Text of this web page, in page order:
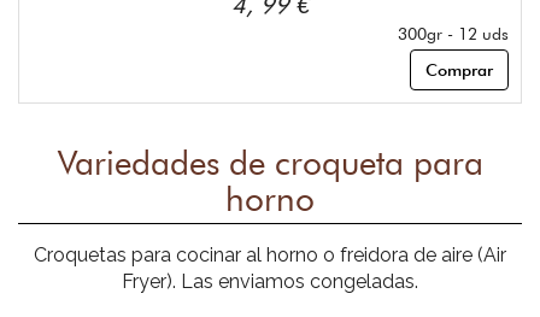
300gr - 12 uds
Comprar
Variedades de croqueta para
horno
Croquetas para cocinar al horno o freidora de aire (Air
Fryer). Las enviamos congeladas.